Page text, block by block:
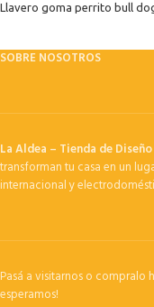
Llavero goma perrito bull
SOBRE NOSOTROS
La Aldea – Tienda de Diseño
transforman tu casa en un
internacional y
Pasá a visitarnos o compralo
esperamos!